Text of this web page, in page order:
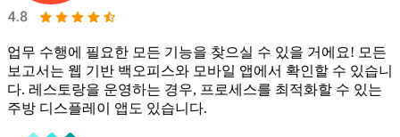
업무 수행에 필요한 모든 기능을 찾으실 수 있을 거에요! 모든
보고서는 웹 기반 백오피스와 모바일 앱에서 확인할 수 있습니
다. 레스토랑을 운영하는 경우, 프로세스를 최적화할 수 있는
주방 디스플레이 앱도 있습니다.